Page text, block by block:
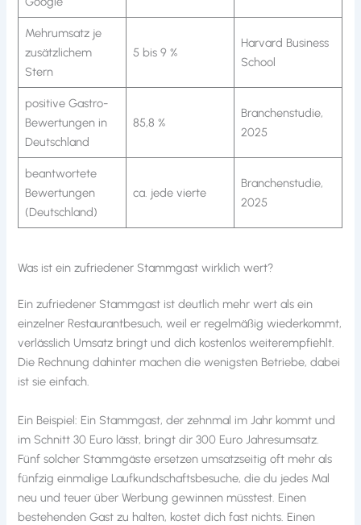
Mehrumsatz je
zusätzlichem
Stern
5 bis 9 %
Harvard Business
School
positive Gastro-
Bewertungen in
Deutschland
85,8 %
Branchenstudie,
2025
beantwortete
Bewertungen
(Deutschland)
ca. jede vierte
Branchenstudie,
2025
Was ist ein zufriedener Stammgast wirklich wert?
Ein zufriedener Stammgast ist deutlich mehr wert als ein
einzelner Restaurantbesuch, weil er regelmäßig wiederkommt,
verlässlich Umsatz bringt und dich kostenlos weiterempfiehlt.
Die Rechnung dahinter machen die wenigsten Betriebe, dabei
ist sie einfach.
Ein Beispiel: Ein Stammgast, der zehnmal im Jahr kommt und
im Schnitt 30 Euro lässt, bringt dir 300 Euro Jahresumsatz.
Fünf solcher Stammgäste ersetzen umsatzseitig oft mehr als
fünfzig einmalige Laufkundschaftsbesuche, die du jedes Mal
neu und teuer über Werbung gewinnen müsstest. Einen
bestehenden Gast zu halten, kostet dich fast nichts. Einen